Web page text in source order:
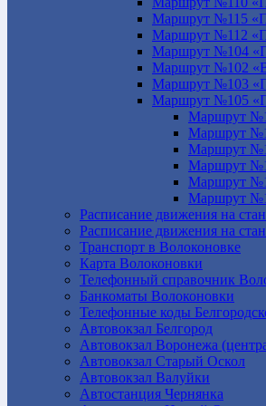
Маршрут №115
Маршрут №112
Маршрут №104
Маршрут №102
Маршрут №103
Маршрут №105
Маршрут
Маршрут
Маршрут
Маршрут
Маршрут
Маршрут
Расписание движения на
Расписание движения на
Транспорт в Волоконовке
Карта Волоконовки
Телефонный справочник
Банкоматы Волоконовки
Телефонные коды
Автовокзал Белгород
Автовокзал Воронежа
Автовокзал Старый Оскол
Автовокзал Валуйки
Автостанция Чернянка